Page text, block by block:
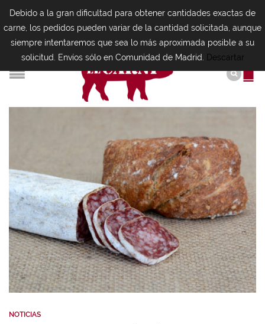
NOTICIAS
Debido a la gran dificultad para obtener cantidades exactas de
carne, los pedidos pueden variar de la cantidad solicitada, aunque
siempre intentaremos que sea lo más aproximada posible a su
solicitud. Envíos sólo en Comunidad de Madrid.
Descartar